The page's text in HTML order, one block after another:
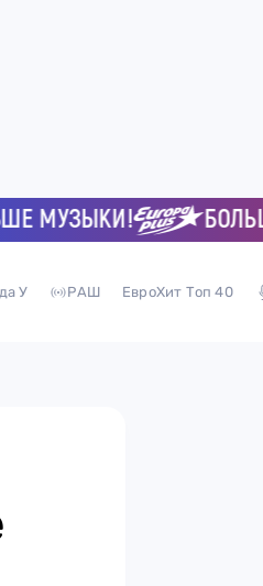
БОЛЬШЕ
У РАШ ЕвроХит Топ 40